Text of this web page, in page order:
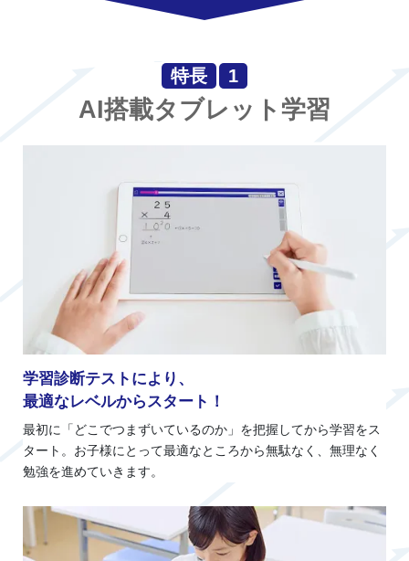
特長 1
AI搭載タブレット学習
学習診断テストにより、
最適なレベルからスタート！
最初に「どこでつまずいているのか」を把握してから学習をス
タート。お子様にとって最適なところから無駄なく、無理なく
勉強を進めていきます。